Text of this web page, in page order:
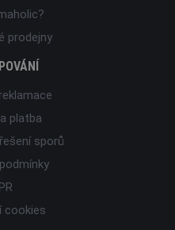
prodejny
platba
sporů
cookies